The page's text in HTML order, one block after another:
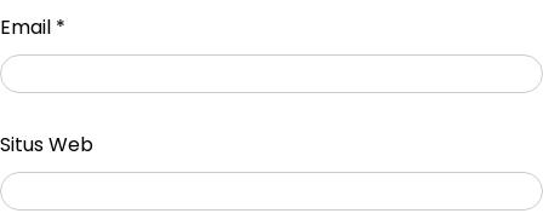
Email *
Situs Web